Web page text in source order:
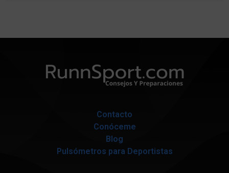
Contacto
Conóceme
Blog
Pulsómetros para Deportistas